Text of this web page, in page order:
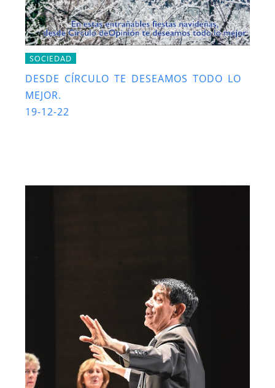
SOCIEDAD
DESDE CÍRCULO TE DESEAMOS TODO LO
MEJOR.
19-12-22